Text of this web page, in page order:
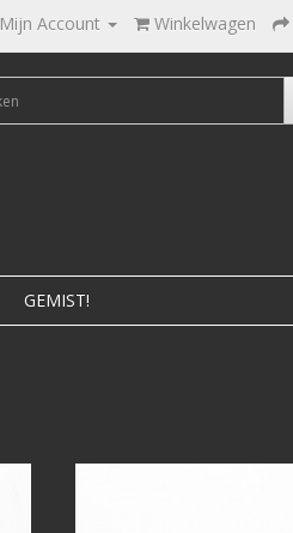
Mijn Account Winkelwagen
GEMIST!